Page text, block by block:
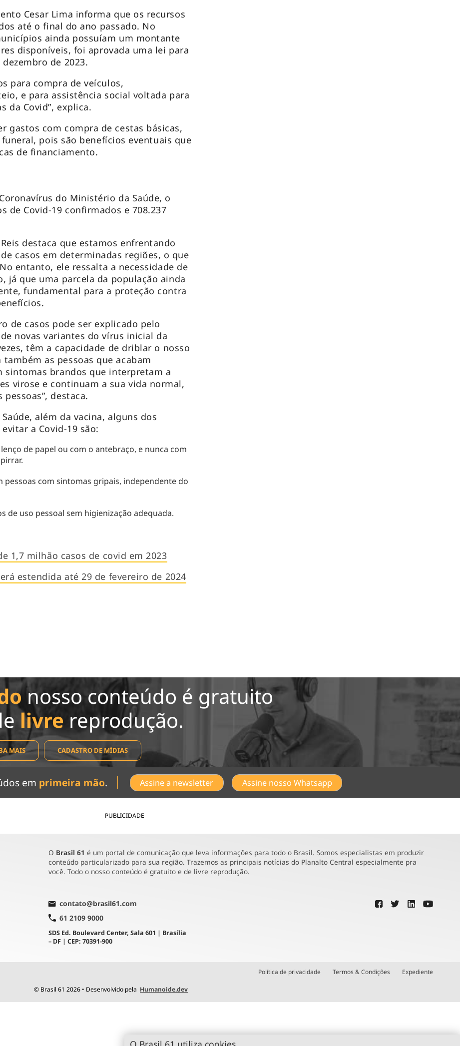
Cesar Lima informa que os recursos
até o final do ano passado. No
ainda possuíam um montante
disponíveis, foi aprovada uma lei para
de 2023.
para compra de veículos,
e para assistência social voltada para
da Covid”, explica.
gastos com compra de cestas básicas,
pois são benefícios eventuais que
de financiamento.
do Ministério da Saúde, o
de Covid-19 confirmados e 708.237
destaca que estamos enfrentando
casos em determinadas regiões, o que
entanto, ele ressalta a necessidade de
já que uma parcela da população ainda
fundamental para a proteção contra
de casos pode ser explicado pelo
novas variantes do vírus inicial da
têm a capacidade de driblar o nosso
as pessoas que acabam
sintomas brandos que interpretam a
virose e continuam a sua vida normal,
destaca.
além da vacina, alguns dos
a Covid-19 são:
de papel ou com o antebraço, e nunca com
pessoas com sintomas gripais, independente do
de uso pessoal sem higienização adequada.
1,7 milhão casos de covid em 2023
estendida até 29 de fevereiro de 2024
nosso conteúdo é gratuito
livre reprodução.
MAIS CADASTRO DE MÍDIAS
em primeira mão. Assine a newsletter Assine nosso Whatsapp
PUBLICIDADE
O Brasil 61 é um portal de comunicação que leva informações para todo o Brasil. Somos especialistas em produzir
conteúdo particularizado para sua região. Trazemos as principais notícias do Planalto Central especialmente pra
você. Todo o nosso conteúdo é gratuito e de livre reprodução.
contato@brasil61.com
61 2109 9000
SDS Ed. Boulevard Center, Sala 601 | Brasília
– DF | CEP: 70391-900
Política de privacidade Termos & Condições Expediente
© Brasil 61 2026 • Desenvolvido pela Humanoide.dev